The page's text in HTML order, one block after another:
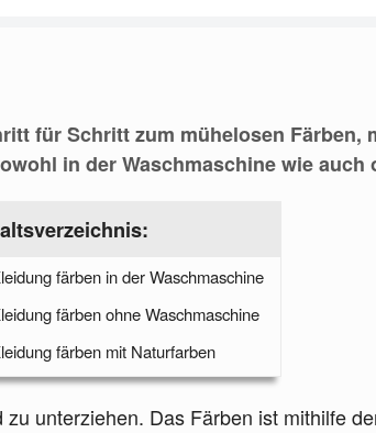
für Schritt zum mühelosen Färben,
in der Waschmaschine wie auch
färben in der Waschmaschine
färben ohne Waschmaschine
färben mit Naturfarben
unterziehen. Das Färben ist mithilfe